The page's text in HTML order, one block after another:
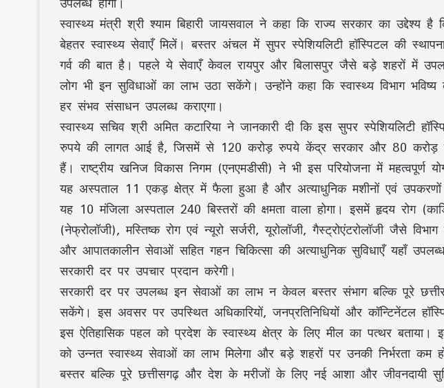
स्वास्थ्य मंत्री श्री श्याम बिहारी जायसवाल ने कहा कि राज्य सरकार का उद्देश्य
बेहतर स्वास्थ्य सेवाएँ मिलें। बस्तर अंचल में सुपर स्पेशियलिटी हॉस्पिटल की
गर्व की बात है। पहले ये सेवाएँ केवल रायपुर और बिलासपुर जैसे बड़े शहरों में
लोग भी इन सुविधाओं का लाभ उठा सकेंगे। उन्होंने कहा कि स्वास्थ्य विभाग
हर संभव संसाधन उपलब्ध कराएगा।
स्वास्थ्य सचिव श्री अमित कटारिया ने जानकारी दी कि इस सुपर स्पेशियलिटी
रुपये की लागत आई है, जिसमें से 120 करोड़ रुपये केंद्र सरकार और 80 करोड़
हैं। राष्ट्रीय खनिज विकास निगम (एनएमडीसी) ने भी इस परियोजना में महत्वपूर्ण
यह अस्पताल 11 एकड़ क्षेत्र में फैला हुआ है और अत्याधुनिक मशीनों एवं
यह 10 मंजिला अस्पताल 240 बिस्तरों की क्षमता वाला होगा। इसमें हृदय रोग
(नेफ्रोलॉजी), मस्तिष्क रोग एवं न्यूरो सर्जरी, यूरोलॉजी, गैस्ट्रोएंटरोलॉजी जैसे
और आपातकालीन सेवाओं सहित गहन चिकित्सा की अत्याधुनिक सुविधाएँ यहाँ उपलब्ध
सरकारी दर पर उपचार प्रदान करेगी।
सरकारी दर पर उपलब्ध इन सेवाओं का लाभ न केवल बस्तर संभाग बल्कि पूरे
सकेंगे। इस अवसर पर उपस्थित अधिकारियों, जनप्रतिनिधियों और कॉन्टिनेंटल
इस ऐतिहासिक पहल को प्रदेश के स्वास्थ्य क्षेत्र के लिए मील का पत्थर
को उन्नत स्वास्थ्य सेवाओं का लाभ मिलेगा और बड़े शहरों पर उनकी निर्भरता
बस्तर बल्कि पूरे छत्तीसगढ़ और देश के मरीजों के लिए नई आशा और जीवनदायी